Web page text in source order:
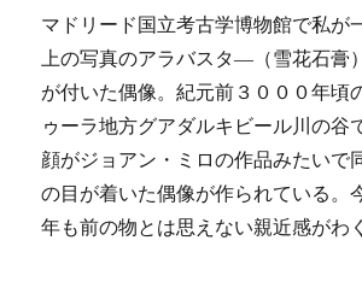
マドリード国立考古学博物館で私が
上の写真のアラバスタ―（雪花石膏
が付いた偶像。紀元前３０００年頃
ゥーラ地方グアダルキビール川の谷
顔がジョアン・ミロの作品みたいで
の目が着いた偶像が作られている。
年も前の物とは思えない親近感がわ